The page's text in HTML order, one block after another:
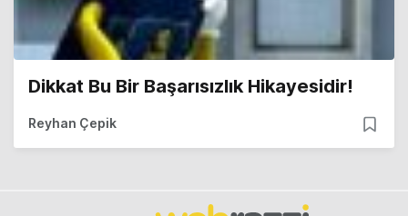
Dikkat Bu Bir Başarısızlık Hikayesidir!
Reyhan Çepik